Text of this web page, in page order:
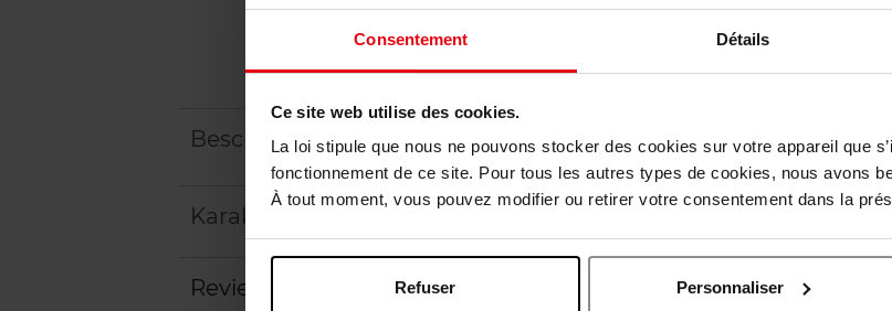
Consentement Détails
Ce site web utilise des cookies.
La loi stipule que nous ne pouvons stocker des cookies sur votre appareil que
fonctionnement de ce site. Pour tous les autres types de cookies, nous avons
À tout moment, vous pouvez modifier ou retirer votre consentement dans la
Refuser Personnaliser
Beschrijving
Karakteristieken
Review Beleid inzake klantbeoordelingen